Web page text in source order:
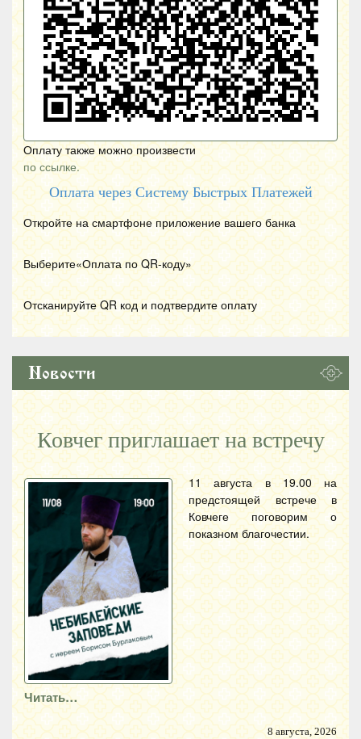
Оплату также можно произвести
по ссылке.
Оплата через Систему Быстрых Платежей
Откройте на смартфоне приложение вашего банка
Выберите«Оплата по QR-коду»
Отсканируйте QR код и подтвердите оплату
Новости
Ковчег приглашает на встречу
11 августа в 19.00 на
предстоящей встрече в
Ковчеге поговорим о
показном благочестии.
Читать…
8 августа, 2026